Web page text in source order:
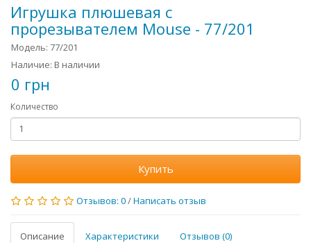
Игрушка плюшевая с
прорезывателем Mouse - 77/201
Модель: 77/201
Наличие: В наличии
0 грн
Количество
Купить
Отзывов: 0/Написать отзыв
Описание Характеристики Отзывов (0)